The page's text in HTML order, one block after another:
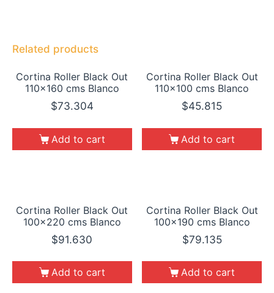
Related products
Cortina Roller Black Out
110×160 cms Blanco
$73.304
Add to cart
Cortina Roller Black Out
110×100 cms Blanco
$45.815
Add to cart
Cortina Roller Black Out
100×220 cms Blanco
$91.630
Add to cart
Cortina Roller Black Out
100×190 cms Blanco
$79.135
Add to cart